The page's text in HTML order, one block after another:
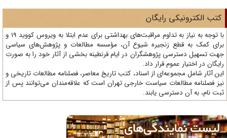
الکترونیکی رایگان
با توجه به نیاز به تداوم مراقبت‌های بهداشتی برای عدم ابتلا به ویروس کووید 19 و
کمک به قطع زنجیره شیوع آن، مؤسسه مطالعات و پژوهش‌های سیاسی
تسهیل دسترسی پژوهشگران در ایام قرنطینه بخشی از آثار خود را به صورت
در اختیار عموم قرار داد.
آثار شامل مجموعه‌ای از اسناد، کتب تاریخ معاصر، فصلنامه‌ مطالعات تاریخی و
فصلنامه مطالعات سیاست خارجی تهران است که علاقه‌مندان می‌توانند پس از
نام، به آن دسترسی یابند.